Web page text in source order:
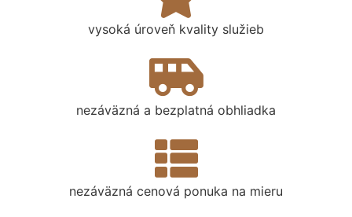
vysoká úroveň kvality služieb
nezáväzná a bezplatná obhliadka
nezáväzná cenová ponuka na mieru